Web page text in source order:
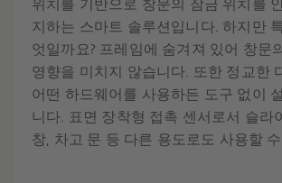
위치를 기반으로 창문의 잠금 위치를
지하는 스마트 솔루션입니다. 하지만
엇일까요? 프레임에 숨겨져 있어 창문
영향을 미치지 않습니다. 또한 정교한
어떤 하드웨어를 사용하든 도구 없이
니다. 표면 장착형 접촉 센서로서 슬라
창, 차고 문 등 다른 용도로도 사용할